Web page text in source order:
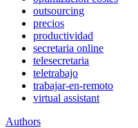
outsourcing
precios
productividad
secretaria online
telesecretaria
teletrabajo
trabajar-en-remoto
virtual assistant
Authors